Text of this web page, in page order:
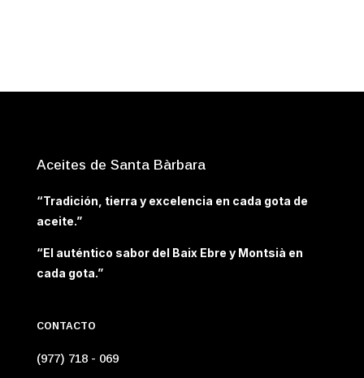
Aceites de Santa Bàrbara
“Tradición, tierra y excelencia en cada gota de
aceite.”
“El auténtico sabor del Baix Ebre y Montsià en
cada gota.”
CONTACTO
(977) 718 - 069